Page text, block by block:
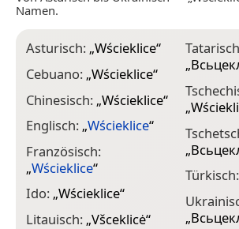
Namen.
Asturisch: „Wścieklice“
Cebuano: „Wścieklice“
Chinesisch: „Wścieklice“
Englisch: „Wścieklice“
Französisch:
„Wścieklice“
Ido: „Wścieklice“
Litauisch: „Všceklicė“
„
„
„
Türkisch:
„